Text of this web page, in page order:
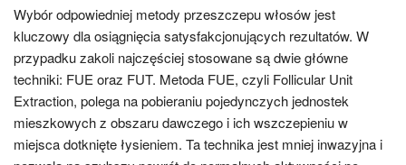
Wybór odpowiedniej metody przeszczepu włosów jest
kluczowy dla osiągnięcia satysfakcjonujących rezultatów. W
przypadku zakoli najczęściej stosowane są dwie główne
techniki: FUE oraz FUT. Metoda FUE, czyli Follicular Unit
Extraction, polega na pobieraniu pojedynczych jednostek
mieszkowych z obszaru dawczego i ich wszczepieniu w
miejsca dotknięte łysieniem. Ta technika jest mniej inwazyjna i